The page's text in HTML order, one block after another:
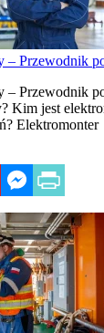
– Przewodnik
– Przewodnik
Kim jest
Elektromonter